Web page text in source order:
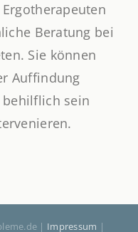
Beratung bei
Sie können
Auffindung
behilflich sein
| Impressum |